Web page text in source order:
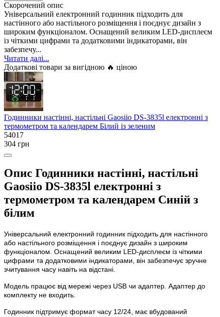
Скорочений опис
Універсальний електронний годинник підходить для
настінного або настільного розміщення і поєднує дизайн з
широким функціоналом. Оснащений великим LED-дисплеєм
із чіткими цифрами та додатковими індикаторами, він
забезпечу...
Читати далі...
Додаткові товари за вигідною 🔥 ціною
Годинники настінні, настільні Gaosiio DS-3835l електронні з
термометром та календарем Білий із зеленим
54017
304 грн
Опис Годинники настінні, настільні
Gaosiio DS-3835l електронні з
термометром та календарем Синій з
білим
Універсальний електронний годинник підходить для настінного
або настільного розміщення і поєднує дизайн з широким
функціоналом. Оснащений великим LED-дисплеєм із чіткими
цифрами та додатковими індикаторами, він забезпечує зручне
зчитування часу навіть на відстані.
Модель працює від мережі через USB чи адаптер. Адаптер до
комплекту не входить.
Годинник підтримує формат часу 12/24, має вбудований